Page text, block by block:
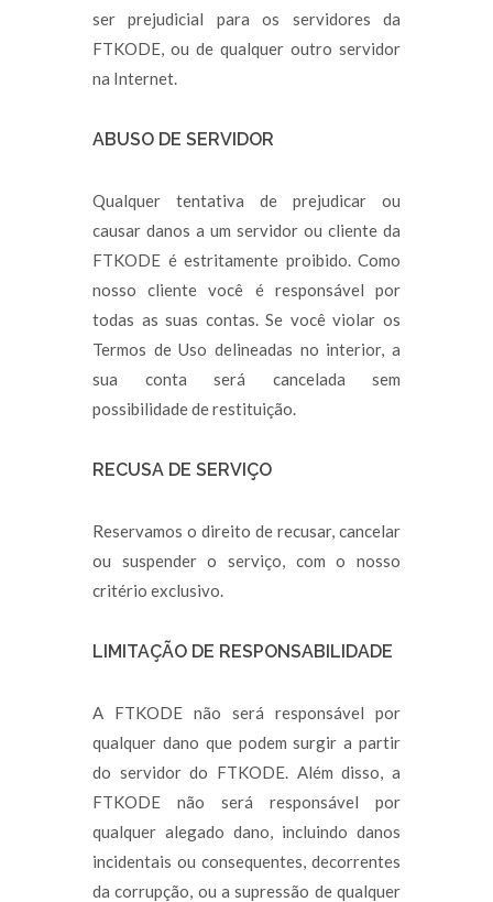
ser prejudicial para os servidores da
FTKODE, ou de qualquer outro servidor
na Internet.
ABUSO DE SERVIDOR
Qualquer tentativa de prejudicar ou
causar danos a um servidor ou cliente da
FTKODE é estritamente proibido. Como
nosso cliente você é responsável por
todas as suas contas. Se você violar os
Termos de Uso delineadas no interior, a
sua conta será cancelada sem
possibilidade de restituição.
RECUSA DE SERVIÇO
Reservamos o direito de recusar, cancelar
ou suspender o serviço, com o nosso
critério exclusivo.
LIMITAÇÃO DE RESPONSABILIDADE
A FTKODE não será responsável por
qualquer dano que podem surgir a partir
do servidor do FTKODE. Além disso, a
FTKODE não será responsável por
qualquer alegado dano, incluindo danos
incidentais ou consequentes, decorrentes
da corrupção, ou a supressão de qualquer